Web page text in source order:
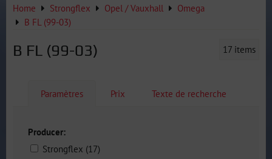
Home Strongflex Opel / Vauxhall
Omega
B FL (99-03)
B FL (99-03) 17 items
Paramètres Prix Texte de recherche
Producer:
Strongflex (17)